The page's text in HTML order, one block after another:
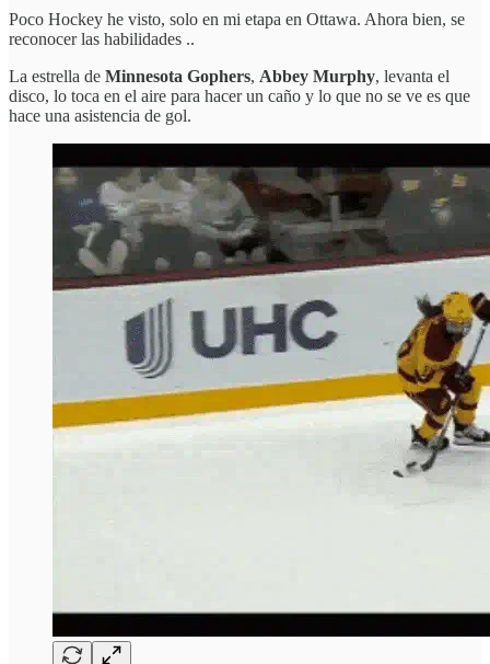
Poco Hockey he visto, solo en mi etapa en Ottawa. Ahora bien, se
reconocer las habilidades ..
La estrella de Minnesota Gophers, Abbey Murphy, levanta el
disco, lo toca en el aire para hacer un caño y lo que no se ve es que
hace una asistencia de gol.